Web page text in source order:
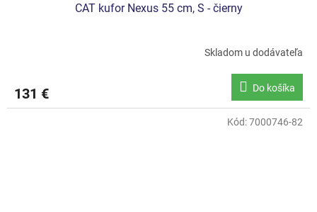
CAT kufor Nexus 55 cm, S - čierny
Skladom u dodávateľa
131 € Do košíka
Kód:7000746-82